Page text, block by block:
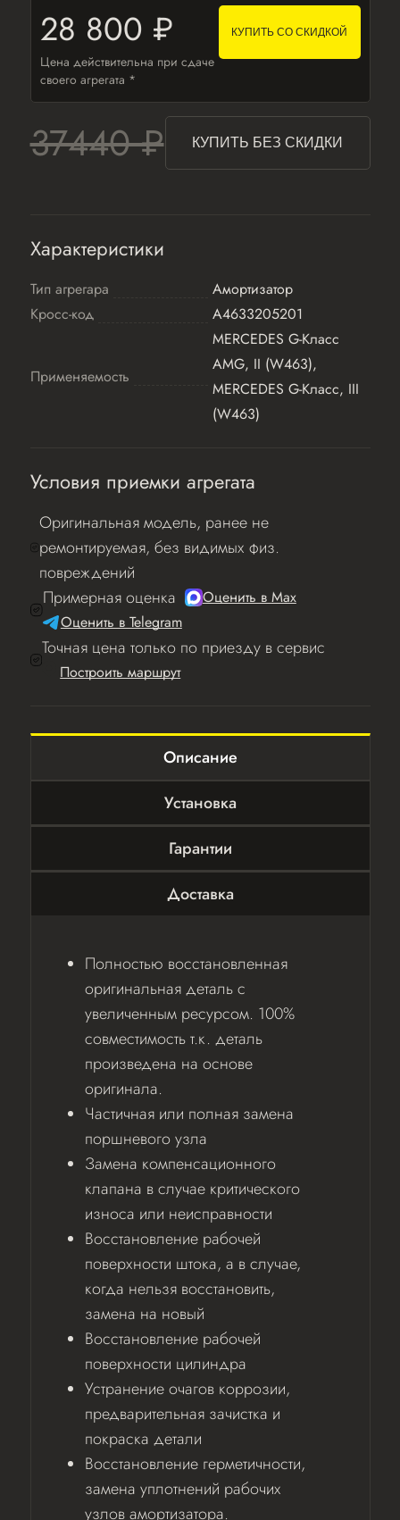
28 800 ₽
Цена действительна при сдаче
своего агрегата *
КУПИТЬ СО СКИДКОЙ
37440 ₽ КУПИТЬ БЕЗ СКИДКИ
Характеристики
Тип агрегара
Амортизатор
Кросс-код
A4633205201
Применяемость
MERCEDES G-Класс
AMG, II (W463),
MERCEDES G-Класс, III
(W463)
Условия приемки агрегата
Оригинальная модель, ранее не
ремонтируемая, без видимых физ.
повреждений
Примерная оценка
Оценить в Мах
Оценить в Telegram
Точная цена только по приезду в сервис
Построить маршрут
Описание
Установка
Гарантии
Доставка
Полностью восстановленная
оригинальная деталь с
увеличенным ресурсом. 100%
совместимость т.к. деталь
произведена на основе
оригинала.
Частичная или полная замена
поршневого узла
Замена компенсационного
клапана в случае критического
износа или неисправности
Восстановление рабочей
поверхности штока, а в случае,
когда нельзя восстановить,
замена на новый
Восстановление рабочей
поверхности цилиндра
Устранение очагов коррозии,
предварительная зачистка и
покраска детали
Восстановление герметичности,
замена уплотнений рабочих
узлов амортизатора.